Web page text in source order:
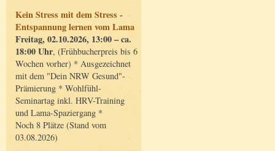
Kein Stress mit dem Stress -
Entspannung lernen vom Lama
Freitag, 02.10.2026, 13:00 – ca.
18:00 Uhr, (Frühbucherpreis bis 6
Wochen vorher) * Ausgezeichnet
mit dem "Dein NRW Gesund"-
Prämierung * Wohlfühl-
Seminartag inkl. HRV-Training
und Lama-Spaziergang *
Noch 8 Plätze (Stand vom
03.08.2026)